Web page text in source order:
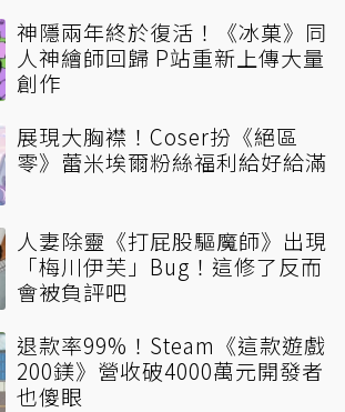
神隱兩年終於復活！《冰菓》同
人神繪師回歸 P站重新上傳大量
創作
展現大胸襟！Coser扮《絕區
零》蕾米埃爾粉絲福利給好給滿
人妻除靈《打屁股驅魔師》出現
「梅川伊芙」Bug！這修了反而
會被負評吧
退款率99%！Steam《這款遊戲
200鎂》營收破4000萬元開發者
也傻眼